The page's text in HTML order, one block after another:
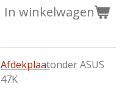
In winkelwagen
Afdekplaatonder ASUS
47K